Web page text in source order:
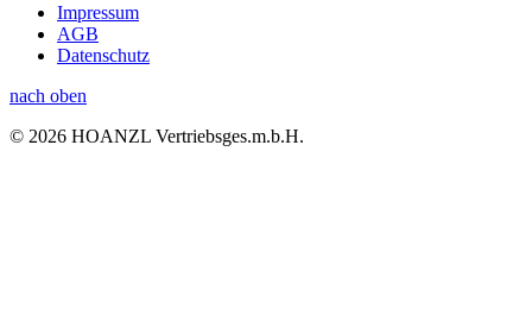
Impressum
AGB
Datenschutz
nach oben
© 2026 HOANZL Vertriebsges.m.b.H.